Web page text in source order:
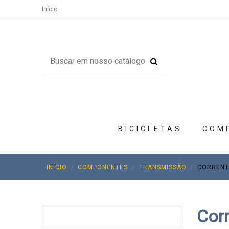
Início
BICICLETAS
INÍCIO COMPONENTES TRANSMISSÃO